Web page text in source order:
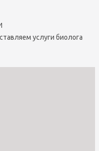
услуги биолога